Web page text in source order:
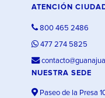
ATENCIÓN
800 465 2486
477 274 5825
NUESTRA SEDE
Paseo de la Presa